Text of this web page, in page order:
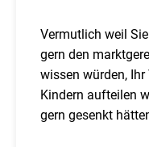
Vermutlich weil
gern den
wissen würden,
Kindern aufteilen
gern gesenkt